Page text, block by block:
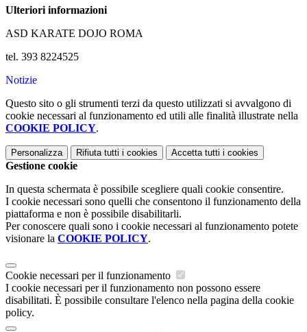
Ulteriori informazioni
ASD KARATE DOJO ROMA
tel. 393 8224525
Notizie
Questo sito o gli strumenti terzi da questo utilizzati si avvalgono di
cookie necessari al funzionamento ed utili alle finalità illustrate nella
COOKIE POLICY.
Personalizza Rifiuta tutti i cookies Accetta tutti i cookies
Gestione cookie
In questa schermata è possibile scegliere quali cookie consentire.
I cookie necessari sono quelli che consentono il funzionamento della
piattaforma e non è possibile disabilitarli.
Per conoscere quali sono i cookie necessari al funzionamento potete
visionare la COOKIE POLICY.
Cookie necessari per il funzionamento
I cookie necessari per il funzionamento non possono essere
disabilitati. È possibile consultare l'elenco nella pagina della cookie
policy.